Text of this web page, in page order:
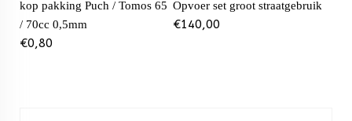
kop pakking Puch / Tomos 65
/ 70cc 0,5mm
€0,80
Opvoer set groot straatgebruik
€140,00